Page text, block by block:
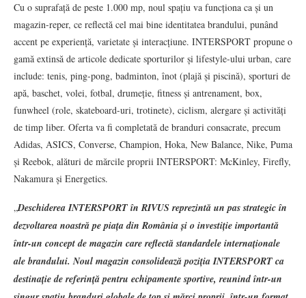
Cu o suprafață de peste 1.000 mp, noul spațiu va funcționa ca și un
magazin-reper, ce reflectă cel mai bine identitatea brandului, punând
accent pe experiență, varietate și interacțiune. INTERSPORT propune o
gamă extinsă de articole dedicate sporturilor și lifestyle-ului urban, care
include: tenis, ping-pong, badminton, înot (plajă și piscină), sporturi de
apă, baschet, volei, fotbal, drumeție, fitness și antrenament, box,
funwheel (role, skateboard-uri, trotinete), ciclism, alergare și activități
de timp liber. Oferta va fi completată de branduri consacrate, precum
Adidas, ASICS, Converse, Champion, Hoka, New Balance, Nike, Puma
și Reebok, alături de mărcile proprii INTERSPORT: McKinley, Firefly,
Nakamura și Energetics.
„Deschiderea INTERSPORT în RIVUS reprezintă un pas strategic în
dezvoltarea noastră pe piața din România și o investiție importantă
într-un concept de magazin care reflectă standardele internaționale
ale brandului. Noul magazin consolidează poziția INTERSPORT ca
destinație de referință pentru echipamente sportive, reunind într-un